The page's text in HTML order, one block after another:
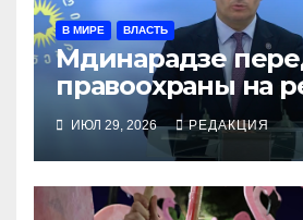
В МИРЕ ВЛАСТЬ
Мдинарадзе
правоохраны на
ИЮЛ 29, 2026 РЕДАКЦИЯ